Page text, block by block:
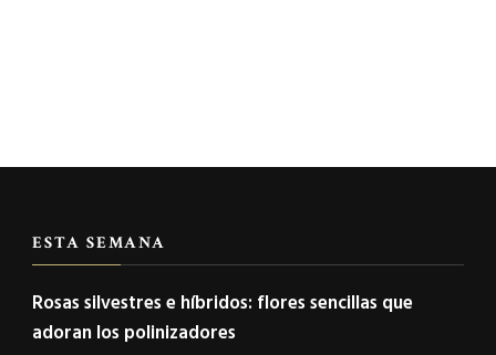
ESTA SEMANA
Rosas silvestres e híbridos: flores sencillas que
adoran los polinizadores